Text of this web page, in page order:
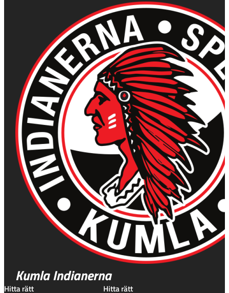
Kumla Indianerna
Hitta rätt Hitta rätt